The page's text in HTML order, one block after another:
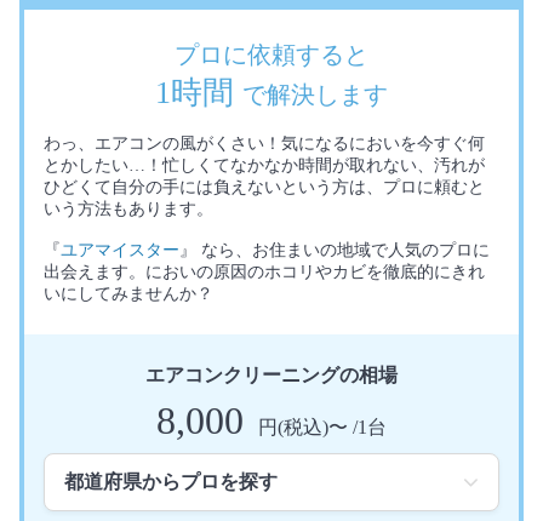
プロに依頼すると
1時間 で解決します
わっ、エアコンの風がくさい！気になるにおいを今すぐ何
とかしたい…！忙しくてなかなか時間が取れない、汚れが
ひどくて自分の手には負えないという方は、プロに頼むと
いう方法もあります。
『ユアマイスター 』 なら、お住まいの地域で人気のプロに
出会えます。においの原因のホコリやカビを徹底的にきれ
いにしてみませんか？
エアコンクリーニングの相場
8,000 円(税込)〜 /1台